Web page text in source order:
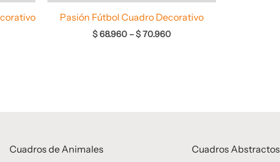
Pasión Fútbol Cuadro Decorativo
$68.960 –$70.960
Cuadros de Animales Cuadros Abstractos